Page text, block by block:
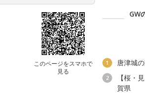
このページをスマホで
見る
GW
1 唐津城
2
【桜・
賀県